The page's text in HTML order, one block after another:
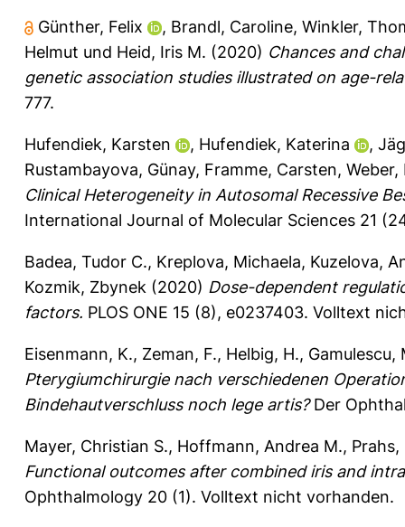
Günther, Felix , Brandl, Caroline, Winkler,
Helmut und Heid, Iris M. (2020) Chances and
genetic association studies illustrated on age-
777.
Hufendiek, Karsten , Hufendiek, Katerina ,
Rustambayova, Günay, Framme, Carsten, Weber,
Clinical Heterogeneity in Autosomal Recessive
International Journal of Molecular Sciences 21
Badea, Tudor C., Kreplova, Michaela, Kuzelova,
Kozmik, Zbynek (2020) Dose-dependent
factors. PLOS ONE 15 (8), e0237403. Volltext
Eisenmann, K., Zeman, F., Helbig, H., Gamulescu,
Pterygiumchirurgie nach verschiedenen
Bindehautverschluss noch lege artis?Der
Mayer, Christian S., Hoffmann, Andrea M., Prahs,
Functional outcomes after combined iris and
Ophthalmology 20 (1). Volltext nicht vorhanden.